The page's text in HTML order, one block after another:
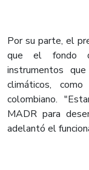
Por su parte, el
que el fondo
instrumentos
climáticos,
colombiano.
MADR para
adelantó el